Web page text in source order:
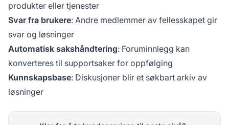
produkter eller tjenester
Svar fra brukere: Andre medlemmer av fellesskapet gir
svar og løsninger
Automatisk sakshåndtering: Foruminnlegg kan
konverteres til supportsaker for oppfølging
Kunnskapsbase: Diskusjoner blir et søkbart arkiv av
løsninger